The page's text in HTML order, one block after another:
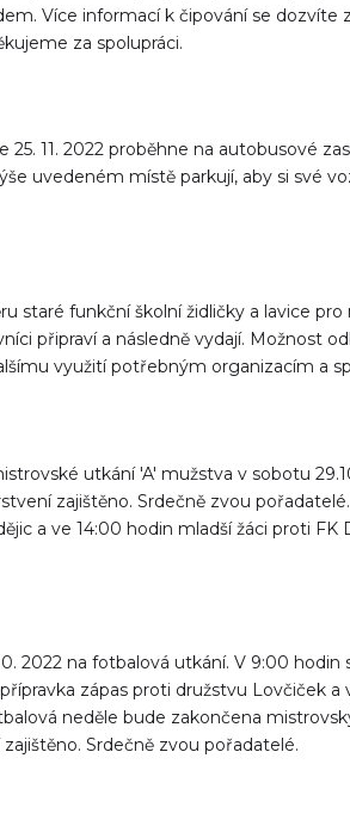
Více informací k čipování se dozvíte
za spolupráci.
11. 2022 proběhne na autobusové
uvedeném místě parkují, aby si své
staré funkční školní židličky a lavice
připraví a následně vydají. Možnost
využití potřebným organizacím a
utkání 'A' mužstva v sobotu
zajištěno. Srdečně zvou
a ve 14:00 hodin mladší žáci proti FK
2022 na fotbalová utkání. V 9:00 hodin
zápas proti družstvu Lovčiček a
neděle bude zakončena
Srdečně zvou pořadatelé.